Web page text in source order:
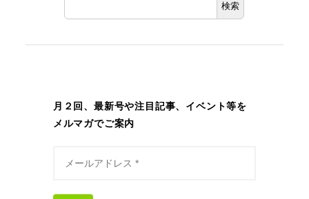
検索
月２回、最新号や注目記事、イベント等を
メルマガでご案内